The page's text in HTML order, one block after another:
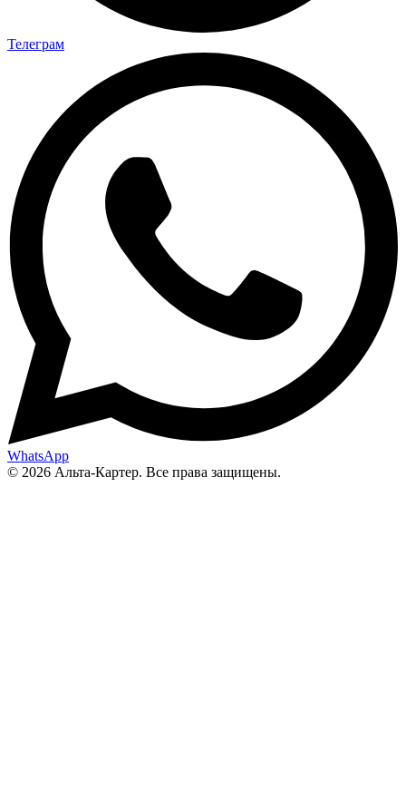
Телеграм
WhatsApp
© 2026 Альта-Картер. Все права защищены.